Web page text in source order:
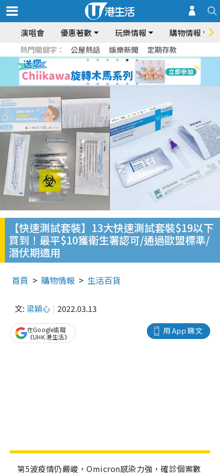
演唱會 優惠著數 玩樂情報 購物情報
熱門關鍵字： 公屋熱話 娛樂新聞 定期存款
【快速測試套裝】13大快速測試套裝$19以下
買到！最平$10獲衛生署認可/通過歐盟標準/
潛伏期適用
首頁 購物情報 生活百貨
文: 梁穎心 2022.03.13
用 App 睇文
在Google追蹤
《UHK 港生活》
第5波疫情仍嚴峻，Omicron感染力強，確診個案數